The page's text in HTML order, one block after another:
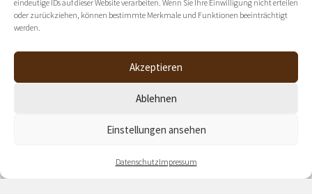
eindeutige IDs auf dieser Website verarbeiten. Wenn Sie Ihre Einwilligung nicht erteilen
oder zurückziehen, können bestimmte Merkmale und Funktionen beeinträchtigt
werden.
Akzeptieren
Ablehnen
Einstellungen ansehen
DatenschutzImpressum